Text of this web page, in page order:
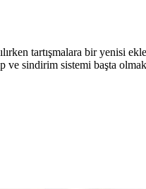
tartışmalara bir yenisi
sindirim sistemi başta